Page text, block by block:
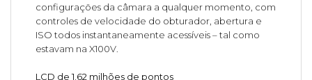
configurações da câmara a qualquer momento, com
controles de velocidade do obturador, abertura e
ISO todos instantaneamente acessíveis – tal como
estavam na X100V.
LCD de 1.62 milhões de pontos